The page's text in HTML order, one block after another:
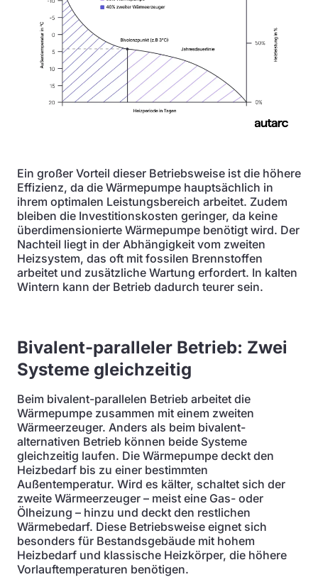
Ein großer Vorteil dieser Betriebsweise ist die höhere
Effizienz, da die Wärmepumpe hauptsächlich in
ihrem optimalen Leistungsbereich arbeitet. Zudem
bleiben die Investitionskosten geringer, da keine
überdimensionierte Wärmepumpe benötigt wird. Der
Nachteil liegt in der Abhängigkeit vom zweiten
Heizsystem, das oft mit fossilen Brennstoffen
arbeitet und zusätzliche Wartung erfordert. In kalten
Wintern kann der Betrieb dadurch teurer sein.
Bivalent-paralleler Betrieb: Zwei
Systeme gleichzeitig
Beim bivalent-parallelen Betrieb arbeitet die
Wärmepumpe zusammen mit einem zweiten
Wärmeerzeuger. Anders als beim bivalent-
alternativen Betrieb können beide Systeme
gleichzeitig laufen. Die Wärmepumpe deckt den
Heizbedarf bis zu einer bestimmten
Außentemperatur. Wird es kälter, schaltet sich der
zweite Wärmeerzeuger – meist eine Gas- oder
Ölheizung – hinzu und deckt den restlichen
Wärmebedarf. Diese Betriebsweise eignet sich
besonders für Bestandsgebäude mit hohem
Heizbedarf und klassische Heizkörper, die höhere
Vorlauftemperaturen benötigen.